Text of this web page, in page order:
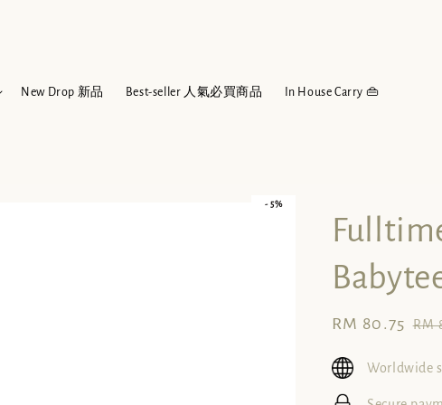
New Drop 新品 Best-seller 人氣必買商品 In House Carry 👜
- 5%
Sale
RM 80.75 RM
Worldwide